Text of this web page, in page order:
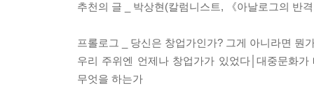
추천의 글 _ 박상현(칼럼니스트, 《아날로그의 반
프롤로그 _ 당신은 창업가인가? 그게 아니라면 뭔
우리 주위엔 언제나 창업가가 있었다│대중문화
무엇을 하는가